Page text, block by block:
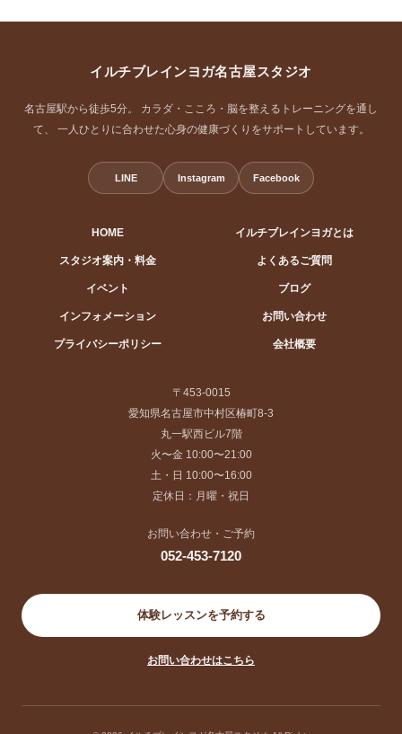
イルチブレインヨガ名古屋スタジオ
名古屋駅から徒歩5分。 カラダ・こころ・脳を整えるトレーニングを通し
て、 一人ひとりに合わせた心身の健康づくりをサポートしています。
LINE Instagram Facebook
HOME イルチブレインヨガとは
スタジオ案内・料金 よくあるご質問
イベント ブログ
インフォメーション お問い合わせ
プライバシーポリシー 会社概要
〒453-0015
愛知県名古屋市中村区椿町8-3
丸一駅西ビル7階
火〜金 10:00〜21:00
土・日 10:00〜16:00
定休日：月曜・祝日
お問い合わせ・ご予約
052-453-7120
体験レッスンを予約する
お問い合わせはこちら